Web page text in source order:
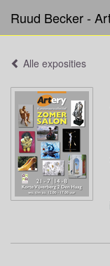
Alle exposities